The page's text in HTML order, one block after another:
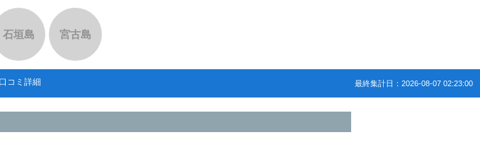
石垣島 宮古島
最終集計日：2026-08-07 02:23:00
口コミ詳細